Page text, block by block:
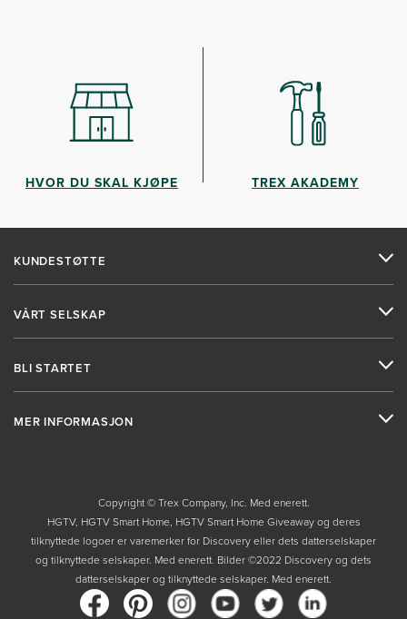
HVOR DU SKAL KJØPE TREX AKADEMY
KUNDESTØTTE
VÅRT SELSKAP
BLI STARTET
MER INFORMASJON
Copyright © Trex Company, Inc. Med enerett.
HGTV, HGTV Smart Home, HGTV Smart Home Giveaway og deres
tilknyttede logoer er varemerker for Discovery eller dets datterselskaper
og tilknyttede selskaper. Med enerett. Bilder ©2022 Discovery og dets
datterselskaper og tilknyttede selskaper. Med enerett.